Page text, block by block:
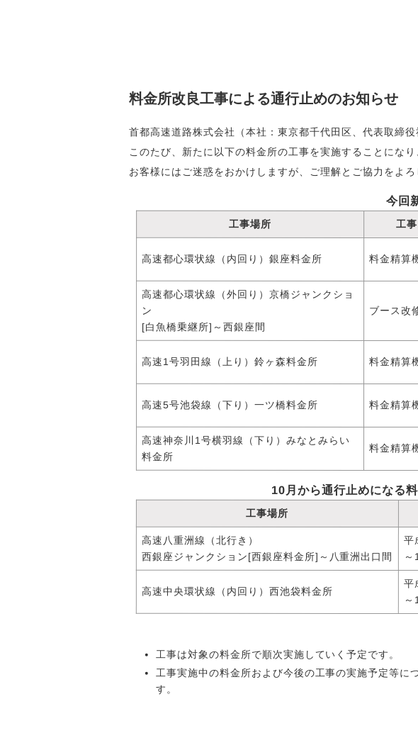
料金所改良工事による通行止めのお知らせ
首都高速道路株式会社（本社：東京都千代田区、代表取締
このたび、新たに以下の料金所の工事を実施することになり
お客様にはご迷惑をおかけしますが、ご理解とご協力をよろ
今回
工事場所 工
高速都心環状線（内回り）銀座料金所 料金精算
高速都心環状線（外回り）京橋ジャンクショ
ン
[白魚橋乗継所]～西銀座間
ブース改
高速1号羽田線（上り）鈴ヶ森料金所 料金精算
高速5号池袋線（下り）一ツ橋料金所 料金精算
高速神奈川1号横羽線（下り）みなとみらい
料金所
料金精算
10月から通行止めになる
工事場所
高速八重洲線（北行き）
西銀座ジャンクション[西銀座料金所]～八重洲出口間
平
高速中央環状線（内回り）西池袋料金所
平
工事は対象の料金所で順次実施していく予定です。
工事実施中の料金所および今後の工事の実施予定等に
す。